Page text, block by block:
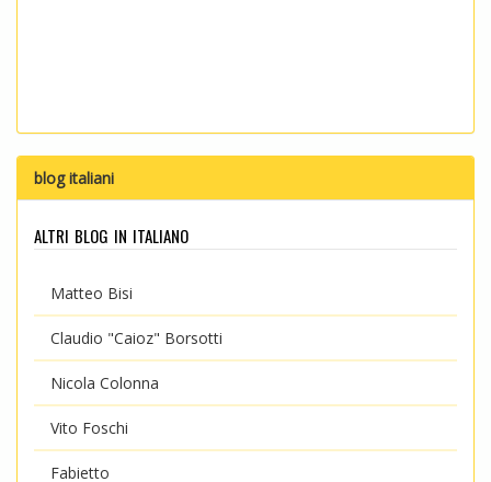
blog italiani
altri blog in italiano
Matteo Bisi
Claudio "Caioz" Borsotti
Nicola Colonna
Vito Foschi
Fabietto